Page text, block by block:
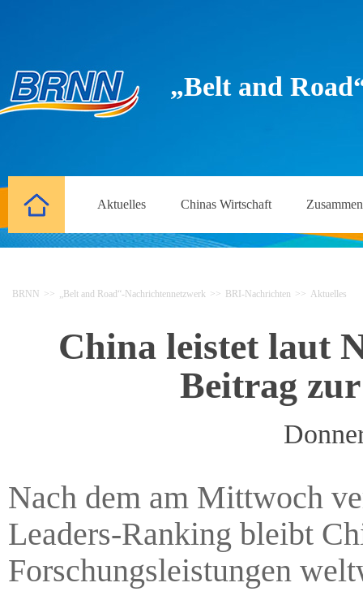
„Belt and
Aktuelles Chinas Wirtschaft
BRNN >> „Belt and Road“-Nachrichtennetzwerk >> BRI-Nachrichten >> Aktuelles
China leistet laut
Beitrag
Nach dem am Mittwoch
Leaders-Ranking bleibt
Forschungsleistungen